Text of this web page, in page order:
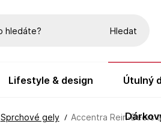
Hledat
Sprchové gely Accentra Rein-Beers
lifestyle & design útulný